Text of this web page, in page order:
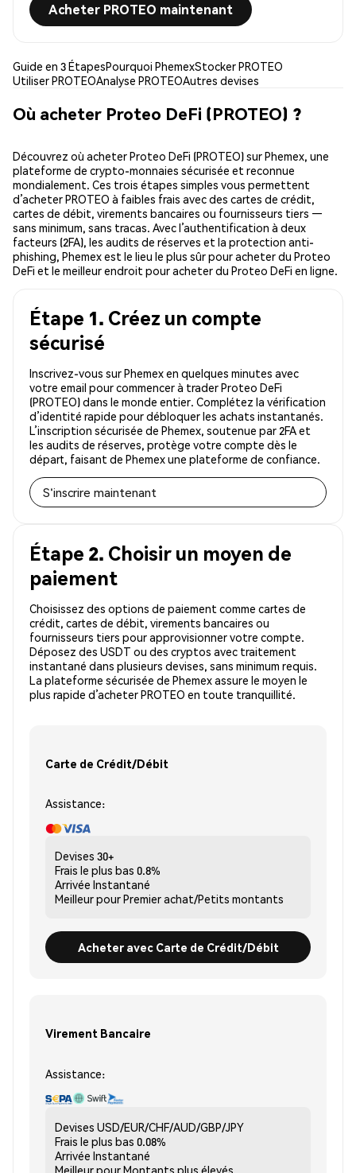
Acheter PROTEO maintenant
Guide en 3 ÉtapesPourquoi PhemexStocker PROTEO
Utiliser PROTEOAnalyse PROTEOAutres devises
Où acheter Proteo DeFi (PROTEO) ?
Découvrez où acheter Proteo DeFi (PROTEO) sur Phemex, une
plateforme de crypto-monnaies sécurisée et reconnue
mondialement. Ces trois étapes simples vous permettent
d’acheter PROTEO à faibles frais avec des cartes de crédit,
cartes de débit, virements bancaires ou fournisseurs tiers —
sans minimum, sans tracas. Avec l’authentification à deux
facteurs (2FA), les audits de réserves et la protection anti-
phishing, Phemex est le lieu le plus sûr pour acheter du Proteo
DeFi et le meilleur endroit pour acheter du Proteo DeFi en ligne.
Étape 1. Créez un compte
sécurisé
Inscrivez-vous sur Phemex en quelques minutes avec
votre email pour commencer à trader Proteo DeFi
(PROTEO) dans le monde entier. Complétez la vérification
d’identité rapide pour débloquer les achats instantanés.
L’inscription sécurisée de Phemex, soutenue par 2FA et
les audits de réserves, protège votre compte dès le
départ, faisant de Phemex une plateforme de confiance.
S'inscrire maintenant
Étape 2. Choisir un moyen de
paiement
Choisissez des options de paiement comme cartes de
crédit, cartes de débit, virements bancaires ou
fournisseurs tiers pour approvisionner votre compte.
Déposez des USDT ou des cryptos avec traitement
instantané dans plusieurs devises, sans minimum requis.
La plateforme sécurisée de Phemex assure le moyen le
plus rapide d’acheter PROTEO en toute tranquillité.
Carte de Crédit/Débit
Assistance:
Devises 30+
Frais le plus bas 0.8%
Arrivée Instantané
Meilleur pourPremier achat/Petits montants
Acheter avec Carte de Crédit/Débit
Virement Bancaire
Assistance:
Devises USD/EUR/CHF/AUD/GBP/JPY
Frais le plus bas 0.08%
Arrivée Instantané
Meilleur pourMontants plus élevés